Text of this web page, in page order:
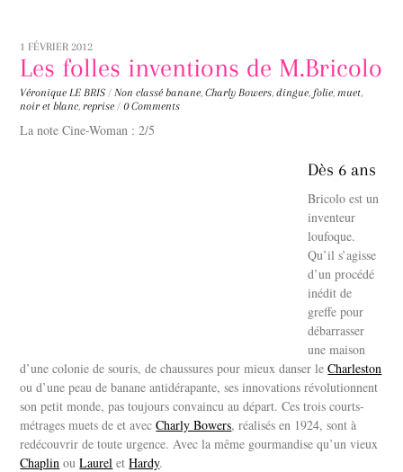
1 FÉVRIER 2012
Les folles inventions de M.Bricolo
Véronique LE BRIS / Non classé banane,Charly Bowers,dingue, folie,muet,
noir et blanc,reprise / 0 Comments
La note Cine-Woman : 2/5
Dès 6 ans
Bricolo est un
inventeur
loufoque.
Qu’il s’agisse
d’un procédé
inédit de
greffe pour
débarrasser
une maison
d’une colonie de souris, de chaussures pour mieux danser leCharleston
ou d’une peau de banane antidérapante, ses innovations révolutionnent
son petit monde, pas toujours convaincu au départ. Ces trois courts-
métrages muets de et avecCharly Bowers, réalisés en 1924, sont à
redécouvrir de toute urgence. Avec la même gourmandise qu’un vieux
Chaplin ouLaurel etHardy.